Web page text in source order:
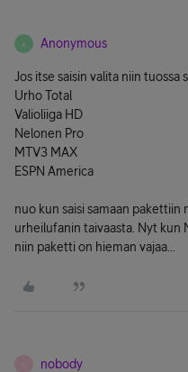
A Anonymous
Jos itse saisin valita niin tuossa
Urho Total
Valioliiga HD
Nelonen Pro
MTV3 MAX
ESPN America
nuo kun saisi samaan
urheilufanin taivaasta. Nyt kun
niin paketti on hieman vajaa...
nobody